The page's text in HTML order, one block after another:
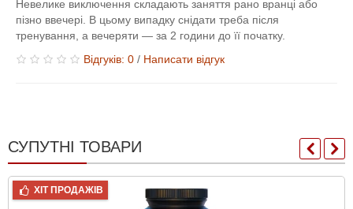
Невелике виключення складають заняття рано вранці або
пізно ввечері. В цьому випадку снідати треба після
тренування, а вечеряти — за 2 години до її початку.
Відгуків: 0/ Написати відгук
СУПУТНІ ТОВАРИ
ХІТ ПРОДАЖІВ